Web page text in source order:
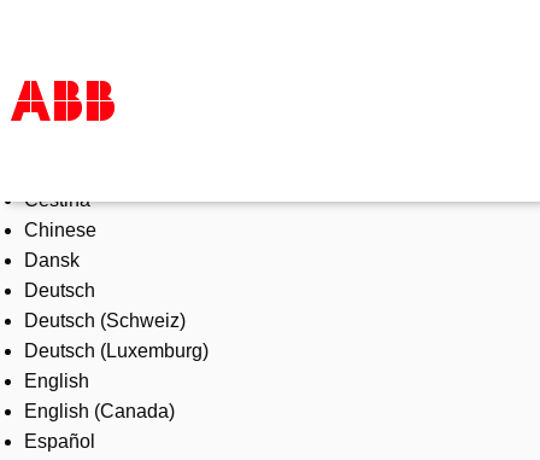
Products & Solutions
Industries
Services
About us
Where to buy
Contact us
Careers
Čeština
Chinese
Dansk
Deutsch
Deutsch (Schweiz)
Deutsch (Luxemburg)
English
English (Canada)
Español